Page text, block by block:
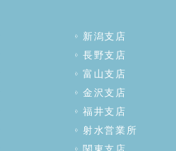
新潟支店
長野支店
富山支店
金沢支店
福井支店
射水営業所